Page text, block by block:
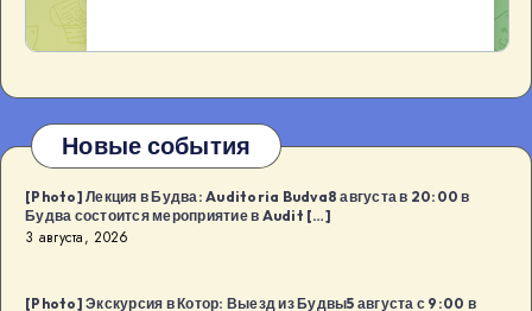
Новые события
[Photo] Лекция в Будва: Auditoria Budva8 августа в 20:00 в
Будва состоится мероприятие в Audit […]
3 августа, 2026
[Photo] Экскурсия в Котор: Выезд из Будвы5 августа с 9:00 в